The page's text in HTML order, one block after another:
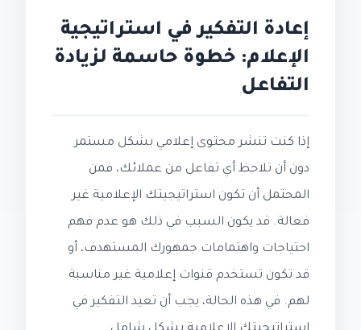
إعادة التفكير في استراتيجية
الإعلام: خطوة حاسمة لزيادة
التفاعل
إذا كنت تنشر محتوى إعلامي بشكل مستمر
دون أن تلاحظ أي تفاعل من عملائك، فمن
المحتمل أن تكون استراتيجيتك الإعلامية غير
فعالة. قد يكون السبب في ذلك هو عدم فهم
احتياجات واهتمامات جمهورك المستهدف، أو
قد تكون تستخدم قنوات إعلامية غير مناسبة
لهم. في هذه الحالة، يجب أن تعيد التفكير في